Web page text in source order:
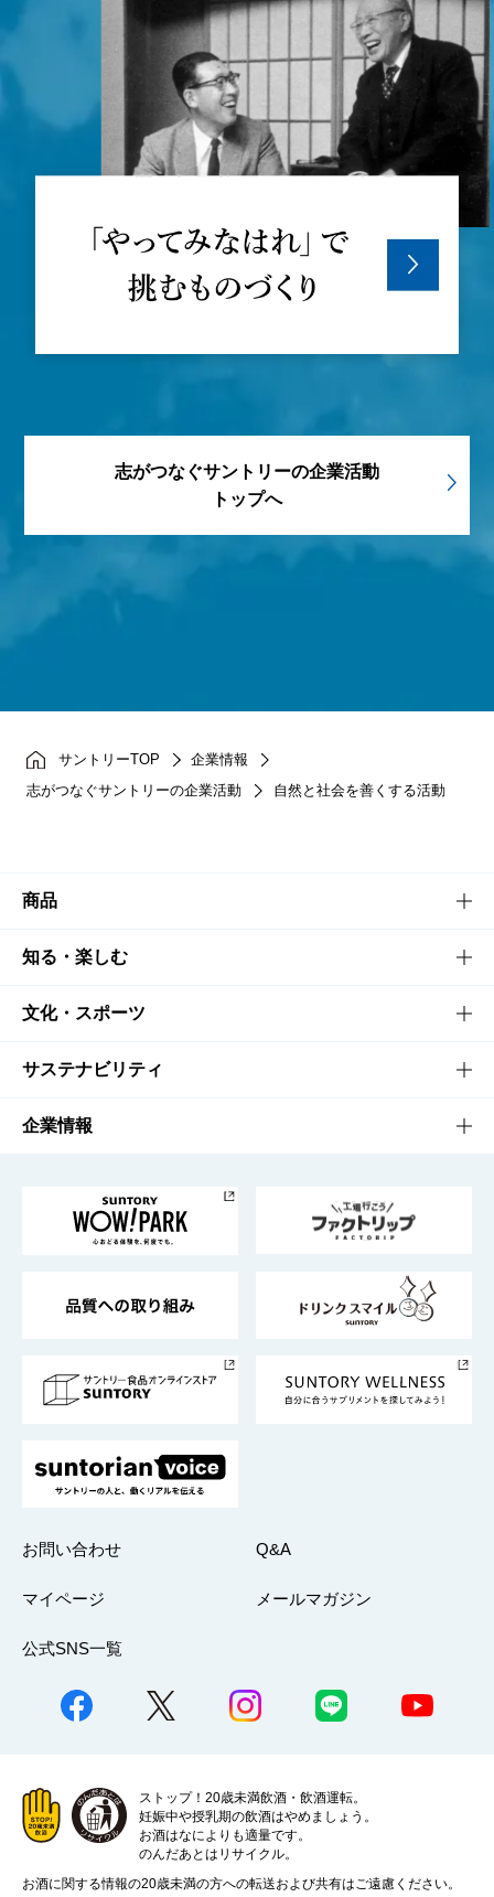
サントリーTOP
企業情報
志がつなぐサントリーの企業活動
自然と社会を善くする活動
志がつなぐサントリーの企業活動
トップへ
商品
商品TOP
商品一覧
商品発売情報
栄養成分一覧
知る・楽しむ
知る・楽しむTOP
キャンペーン
工場見学
地域情報
文化・スポーツ
文化・スポーツTOP
サントリーホール
サントリーサンバーズ大阪
サステナビリティ
サステナビリティTOP
サントリーが考えるサステナビリティ経営
企業情報
企業概要
採用情報
お問い合わせ Q&A
マイページ メールマガジン
公式SNS一覧
ストップ！20歳未満飲酒・飲酒運転。
妊娠中や授乳期の飲酒はやめましょう。
お酒はなによりも適量です。
のんだあとはリサイクル。
お酒に関する情報の20歳未満の方への転送および共有はご遠慮ください。